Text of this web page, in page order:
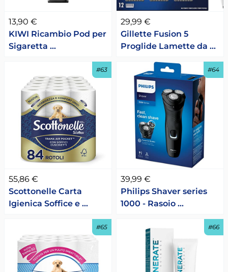
13,90 €
KIWI Ricambio Pod per
Sigaretta …
29,99 €
Gillette Fusion 5
Proglide Lamette da …
#63
55,86 €
Scottonelle Carta
Igienica Soffice e …
#64
39,99 €
Philips Shaver series
1000 - Rasoio …
#65 #66